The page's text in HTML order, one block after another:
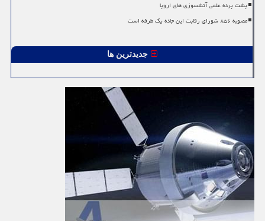
پشت پرده علمی آتشسوزی های اروپا
مصوبه ۸۵۶ شورای رقابت این جاده یک طرفه است
جدیدترین ها